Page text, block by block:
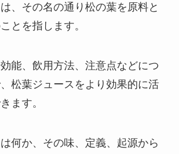
、その名の通り松の葉を原料と
とを指します。
能、飲用方法、注意点などにつ
松葉ジュースをより効果的に活
ます。
何か、その味、定義、起源から